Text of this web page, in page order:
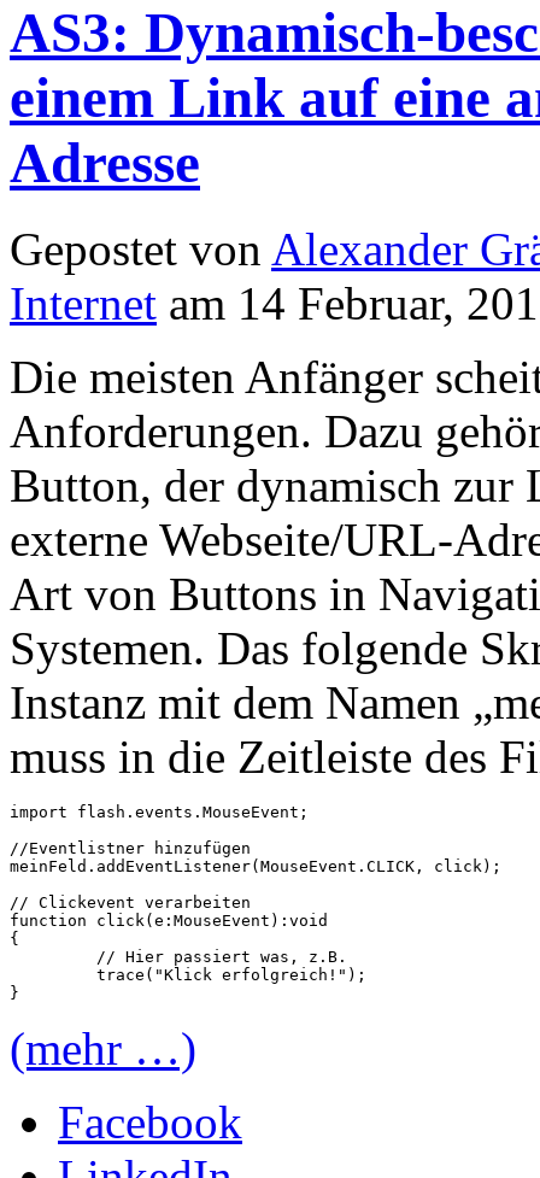
AS3: Dynamisch-
einem Link auf eine
Adresse
Gepostet von Alexander
Internet am 14 Februar,
Die meisten Anfänger
Anforderungen. Dazu
Button, der dynamisch zur
externe Webseite/URL-
Art von Buttons in
Systemen. Das folgende
Instanz mit dem Namen
muss in die Zeitleiste des
import flash.events.MouseEvent;
//Eventlistner hinzufügen
meinFeld.addEventListener(MouseEvent.CLICK, click);
// Clickevent verarbeiten
function click(e:MouseEvent):void
{
(mehr …)
Facebook